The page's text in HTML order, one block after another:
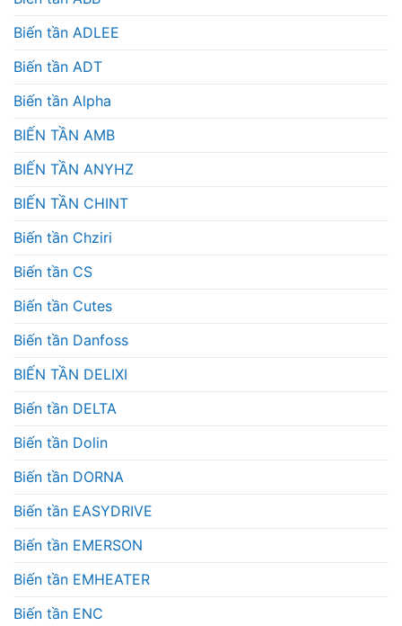
Biến tần ADLEE
Biến tần ADT
Biến tần Alpha
BIẾN TẦN AMB
BIẾN TẦN ANYHZ
BIẾN TẦN CHINT
Biến tần Chziri
Biến tần CS
Biến tần Cutes
Biến tần Danfoss
BIẾN TẦN DELIXI
Biến tần DELTA
Biến tần Dolin
Biến tần DORNA
Biến tần EASYDRIVE
Biến tần EMERSON
Biến tần EMHEATER
Biến tần ENC